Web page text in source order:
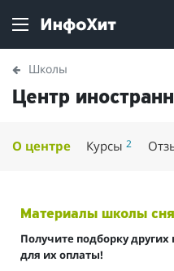
Школы
Центр
О центре Курсы2
Материалы школы
Получите подборку других
для их оплаты!